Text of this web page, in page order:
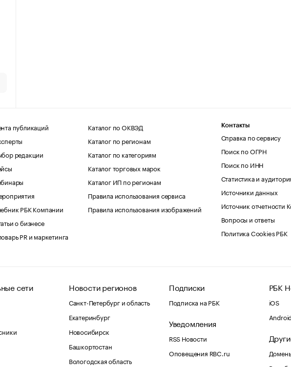
публикаций
редакции
РБК Компании
о бизнесе
PR и маркетинга
Каталог по ОКВЭД
Каталог по регионам
Каталог по категориям
Каталог торговых марок
Каталог ИП по регионам
Правила использования сервиса
Правила использования изображений
Контакты
Справка по сервису
Поиск по ОГРН
Поиск по ИНН
Статистика и
Источники данных
Источник отчетности
Вопросы и ответы
Политика Cookies РБК
сети Новости регионов
Санкт-Петербург и область
Екатеринбург
Новосибирск
Башкортостан
Вологодская область
Подписки
Подписка на РБК
Уведомления
RSS Новости
Оповещения RBC.ru
РБК
iOS